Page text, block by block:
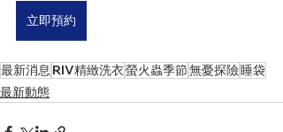
立即預約
最新消息 RIV精緻洗衣螢火蟲季節無憂探險睡袋
最新動態